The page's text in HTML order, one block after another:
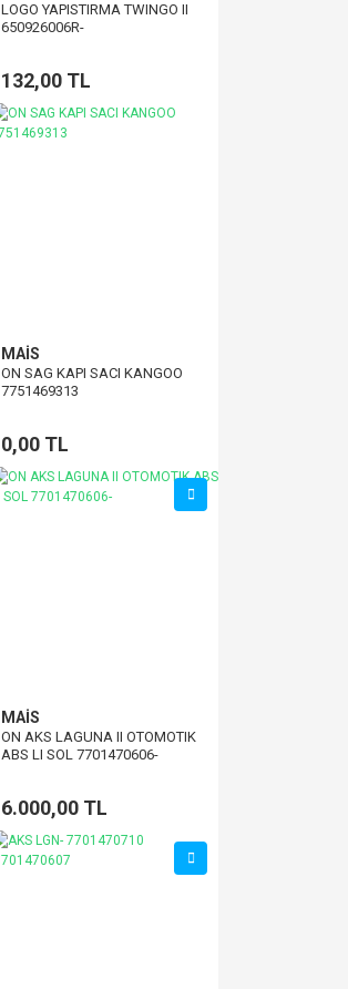
LOGO YAPISTIRMA TWINGO II
650926006R-
132,00 TL
MAİS
ON SAG KAPI SACI KANGOO
7751469313
0,00 TL
MAİS
ON AKS LAGUNA II OTOMOTIK
ABS LI SOL 7701470606-
6.000,00 TL